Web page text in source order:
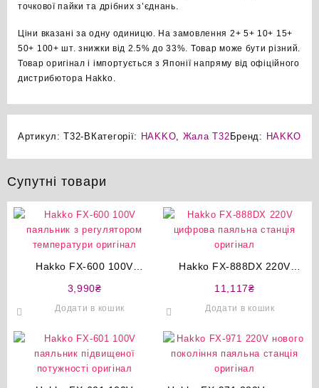
точкової пайки та дрібних з’єднань.
Ціни вказані за одну одиницю. На замовлення 2+ 5+ 10+ 15+
50+ 100+ шт. знижки від 2.5% до 33%. Товар може бути різний.
Товар оригінал і імпортується з Японії напряму від офіційного
дистрибютора Hakko.
Артикул:T32-B Категорії: HAKKO Жала T32Бренд: HAKKO
Супутні товари
Hakko FX-600 100V
температури оригінал
3,990₴
Додати в кошик
Hakko FX-888DX 220V
оригінал
11,117₴
Додати в кошик